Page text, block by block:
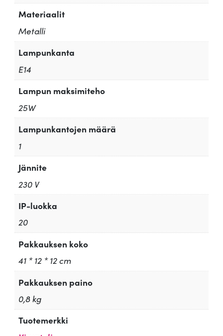
Materiaalit
Metalli
Lampunkanta
E14
Lampun maksimiteho
25W
Lampunkantojen määrä
1
Jännite
230 V
IP-luokka
20
Pakkauksen koko
41 * 12 * 12 cm
Pakkauksen paino
0,8 kg
Tuotemerkki